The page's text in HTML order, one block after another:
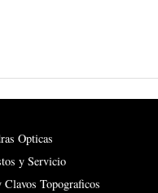
Opticas
y Servicio
Topograficos